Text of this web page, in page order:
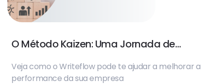
O Método Kaizen: Uma Jornada de
Veja como o Writeflow pode te ajudar a melhorar a
performance da sua empresa